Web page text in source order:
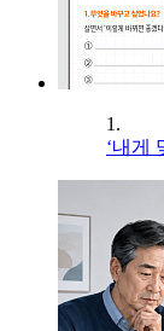
1.
‘내게